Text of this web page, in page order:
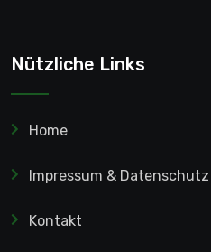
Nützliche Links
Home
Impressum & Datenschutz
Kontakt